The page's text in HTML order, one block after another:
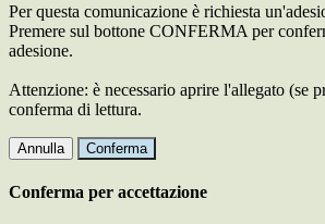
Per questa comunicazione è richiesta
Premere sul bottone CONFERMA per
adesione.
Attenzione: è necessario aprire l'allegato (se
conferma di lettura.
Annulla Conferma
Conferma per accettazione